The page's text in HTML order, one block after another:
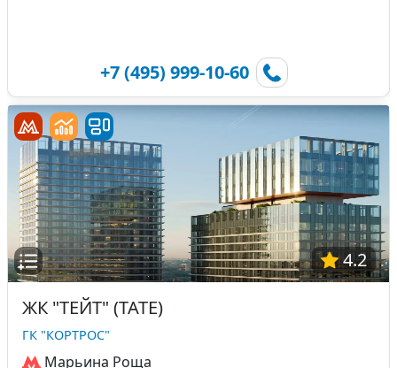
+7 (495) 999-10-60
4.2
ЖК "ТЕЙТ" (TATE)
ГК "КОРТРОС"
Марьина Роща